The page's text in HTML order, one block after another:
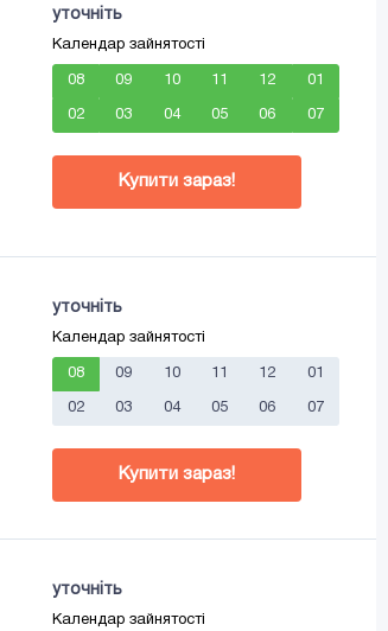
уточніть
Календар зайнятості
08 09 10 11 12 01
02 03 04 05 06 07
Купити зараз!
уточніть
Календар зайнятості
08 09 10 11 12 01
02 03 04 05 06 07
Купити зараз!
уточніть
Календар зайнятості